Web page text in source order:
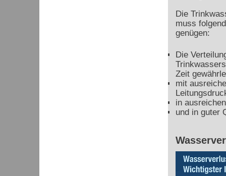
Die
muss
genügen:
Die
Zeit
mit
in
und in guter